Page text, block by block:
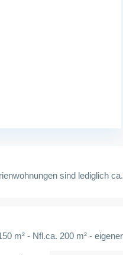
sind lediglich
- Nfl.ca. 200 m² -